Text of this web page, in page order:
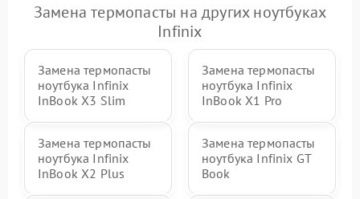
Замена термопасты на других ноутбуках
Infinix
Замена термопасты
ноутбука Infinix
InBook X3 Slim
Замена термопасты
ноутбука Infinix
InBook X1 Pro
Замена термопасты
ноутбука Infinix
InBook X2 Plus
Замена термопасты
ноутбука Infinix GT
Book